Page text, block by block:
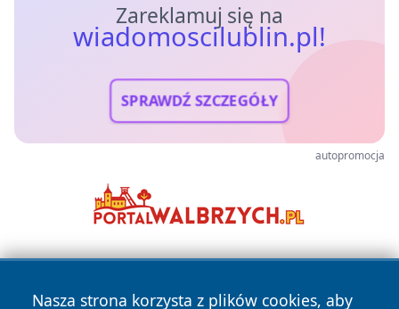
Zareklamuj się na
wiadomoscilublin.pl!
SPRAWDŹ SZCZEGÓŁY
autopromocja
Nasza strona korzysta z plików cookies, aby